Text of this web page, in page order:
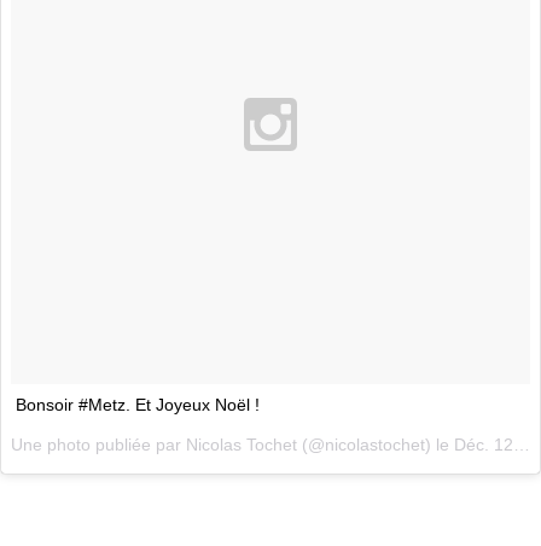
Bonsoir #Metz. Et Joyeux Noël !
Une photo publiée par Nicolas Tochet (@nicolastochet) le Déc. 12, 2014 at 8:09 PST